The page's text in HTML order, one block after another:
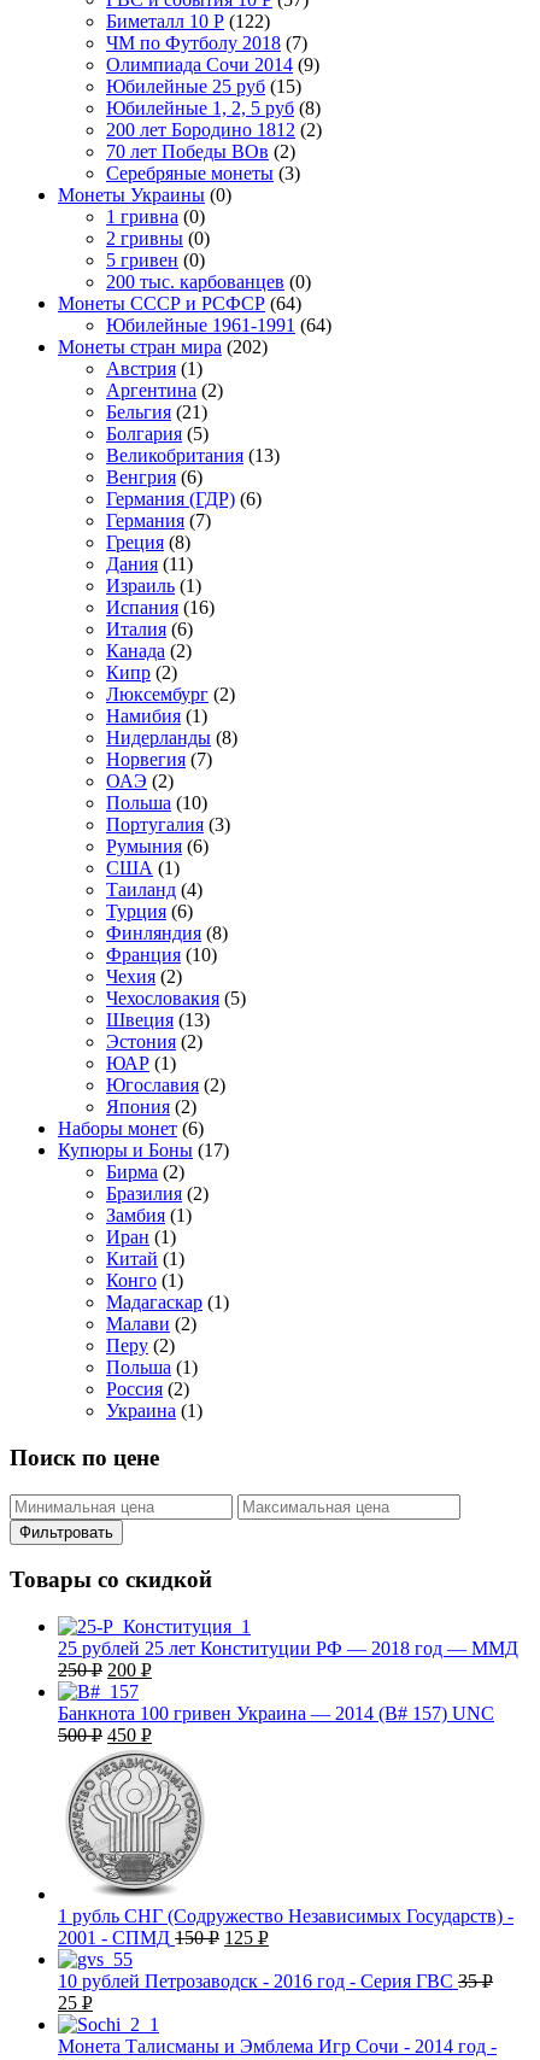
Биметалл 10 Р (122)
ЧМ по Футболу 2018 (7)
Олимпиада Сочи 2014 (9)
Юбилейные 25 руб (15)
Юбилейные 1, 2, 5 руб (8)
200 лет Бородино 1812 (2)
70 лет Победы ВОв (2)
Серебряные монеты (3)
Монеты Украины (0)
1 гривна (0)
2 гривны (0)
5 гривен (0)
200 тыс. карбованцев (0)
Монеты СССР и РСФСР (64)
Юбилейные 1961-1991 (64)
Монеты стран мира (202)
Австрия (1)
Аргентина (2)
Бельгия (21)
Болгария (5)
Великобритания (13)
Венгрия (6)
Германия (ГДР) (6)
Германия (7)
Греция (8)
Дания (11)
Израиль (1)
Испания (16)
Италия (6)
Канада (2)
Кипр (2)
Люксембург (2)
Намибия (1)
Нидерланды (8)
Норвегия (7)
ОАЭ (2)
Польша (10)
Португалия (3)
Румыния (6)
США (1)
Таиланд (4)
Турция (6)
Финляндия (8)
Франция (10)
Чехия (2)
Чехословакия (5)
Швеция (13)
Эстония (2)
ЮАР (1)
Югославия (2)
Япония (2)
Наборы монет (6)
Купюры и Боны (17)
Бирма (2)
Бразилия (2)
Замбия (1)
Иран (1)
Китай (1)
Конго (1)
Мадагаскар (1)
Малави (2)
Перу (2)
Польша (1)
Россия (2)
Украина (1)
Поиск по цене
Фильтровать
Товары со скидкой
25 рублей 25 лет Конституции РФ — 2018 год — ММД
250Р
УБ.
200 Р
Банкнота 100 гривен Украина — 2014 (B# 157) UNC
500Р
УБ.
450 Р
УБ.
1 рубль СНГ (Содружество Независимых Государств) -
2001 - СПМД 150Р 125 Р
10 рублей Петрозаводск - 2016 год - Серия ГВС 35Р
25 Р
УБ.
Монета Талисманы и Эмблема Игр Сочи - 2014 год -